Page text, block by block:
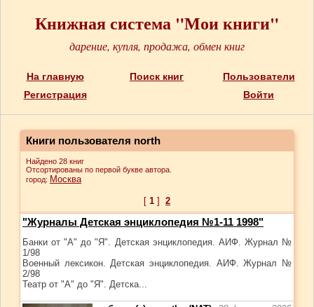
Книжная система "Мои книги"
дарение, купля, продажа, обмен книг
На главную Поиск книг
Пользователи
Регистрация
Войти
Книги пользователя north
Найдено 28 книг
Отсортированы по первой букве автора.
город: Москва
[ 1 ] 2
"Журналы Детская энциклопедия №1-11 1998"
Банки от "А" до "Я". Детская энциклопедия. АИФ. Журнал №
1/98
Военный лексикон. Детская энциклопедия. АИФ. Журнал №
2/98
Театр от "А" до "Я". Детска...